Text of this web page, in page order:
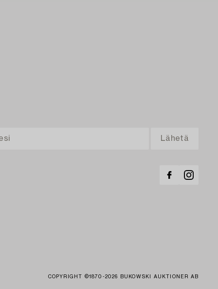
COPYRIGHT ©1870-2026 BUKOWSKI AUKTIONER AB